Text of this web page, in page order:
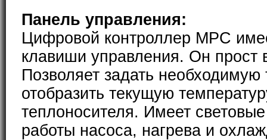
Панель управления:
Цифровой контроллер MPC
клавиши управления. Он прост
Позволяет задать необходимую
отобразить текущую
теплоносителя. Имеет
работы насоса, нагрева и